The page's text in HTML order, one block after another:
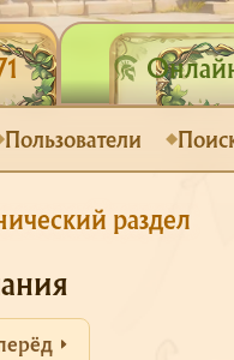
Пользователи
раздел